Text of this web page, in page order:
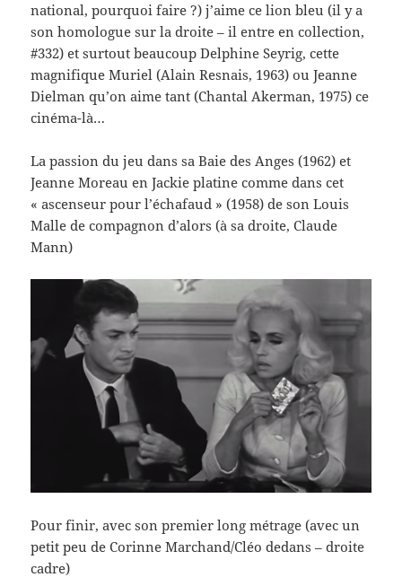
national, pourquoi faire ?) j’aime ce lion bleu (il y a
son homologue sur la droite – il entre en collection,
#332) et surtout beaucoup Delphine Seyrig, cette
magnifique Muriel (Alain Resnais, 1963) ou Jeanne
Dielman qu’on aime tant (Chantal Akerman, 1975) ce
cinéma-là…
La passion du jeu dans sa Baie des Anges (1962) et
Jeanne Moreau en Jackie platine comme dans cet
« ascenseur pour l’échafaud » (1958) de son Louis
Malle de compagnon d’alors (à sa droite, Claude
Mann)
Pour finir, avec son premier long métrage (avec un
petit peu de Corinne Marchand/Cléo dedans – droite
cadre)